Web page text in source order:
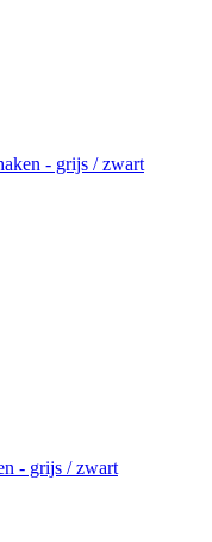
- grijs / zwart
- grijs / zwart